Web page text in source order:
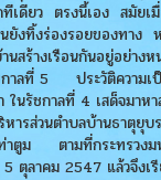
ยว ตรงนี้เอง สมัยเมื่
ทิ้งร่องรอยของทาง
งเรือนกันอยู่อย่างห
าลที่ 5 ประวัติความเ
รัชกาลที่ 4 เสด็จมา
รส่วนตำบลบ้านธาตุยุ
าตูม ตามที่กระทรวง
ตุลาคม 2547 แล้วจึงเ